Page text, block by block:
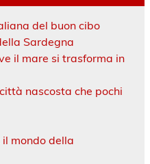
del buon cibo
Sardegna
il mare si trasforma in
nascosta che pochi
il mondo della